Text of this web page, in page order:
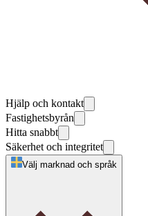
Hjälp och kontakt
Fastighetsbyrån
Hitta snabbt
Säkerhet och integritet
Välj marknad och språk